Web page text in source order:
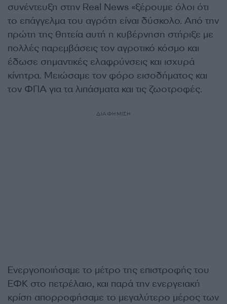
συνέντευξη στην Real News «ξέρουμε όλοι ότι
το επάγγελμα του αγρότη είναι δύσκολο. Από την
πρώτη της θητεία αυτή η κυβέρνηση στήριξε με
πολλές παρεμβάσεις τον αγροτικό κόσμο και
έδωσε σημαντικές ελαφρύνσεις και ισχυρά
κίνητρα. Μειώσαμε τον φόρο εισοδήματος και
τον ΦΠΑ για τα λιπάσματα και τις ζωοτροφές.
ΔΙΑΦΗΜΙΣΗ
Ενεργοποιήσαμε το μέτρο της επιστροφής του
ΕΦΚ στο πετρέλαιο, και παρά την ενεργειακή
κρίση απορροφήσαμε το μεγαλύτερο μέρος των